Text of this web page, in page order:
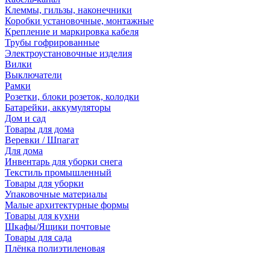
Клеммы, гильзы, наконечники
Коробки установочные, монтажные
Крепление и маркировка кабеля
Трубы гофрированные
Электроустановочные изделия
Вилки
Выключатели
Рамки
Розетки, блоки розеток, колодки
Батарейки, аккумуляторы
Дом и сад
Товары для дома
Веревки / Шпагат
Для дома
Инвентарь для уборки снега
Текстиль промышленный
Товары для уборки
Упаковочные материалы
Малые архитектурные формы
Товары для кухни
Шкафы/Ящики почтовые
Товары для сада
Плёнка полиэтиленовая